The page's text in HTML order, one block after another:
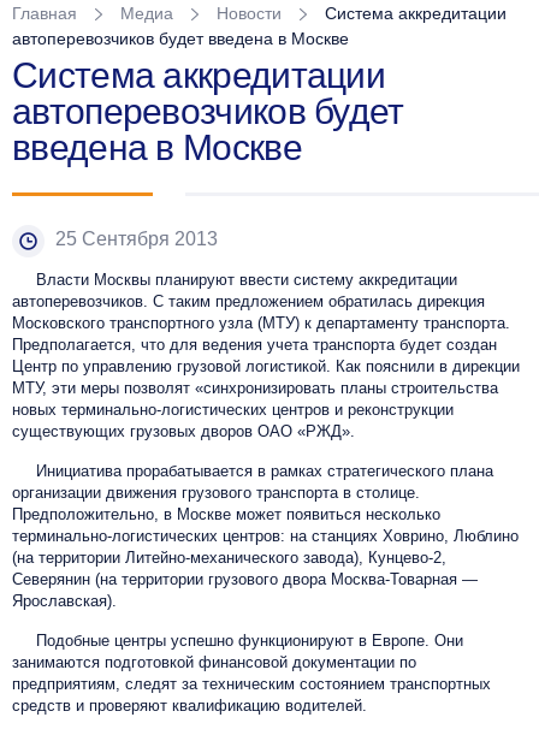
Главная Медиа Новости
Система аккредитации
автоперевозчиков будет введена в Москве
Система аккредитации
автоперевозчиков будет
введена в Москве
25 Сентября 2013
Власти Москвы планируют ввести систему аккредитации
автоперевозчиков. С таким предложением обратилась дирекция
Московского транспортного узла (МТУ) к департаменту транспорта.
Предполагается, что для ведения учета транспорта будет создан
Центр по управлению грузовой логистикой. Как пояснили в дирекции
МТУ, эти меры позволят «синхронизировать планы строительства
новых терминально-логистических центров и реконструкции
существующих грузовых дворов ОАО «РЖД».
Инициатива прорабатывается в рамках стратегического плана
организации движения грузового транспорта в столице.
Предположительно, в Москве может появиться несколько
терминально-логистических центров: на станциях Ховрино, Люблино
(на территории Литейно-механического завода), Кунцево-2,
Северянин (на территории грузового двора Москва-Товарная —
Ярославская).
Подобные центры успешно функционируют в Европе. Они
занимаются подготовкой финансовой документации по
предприятиям, следят за техническим состоянием транспортных
средств и проверяют квалификацию водителей.